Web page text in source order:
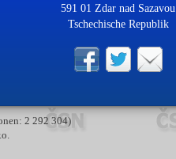
591 01 Zdar nad Sazavou
Tschechische Republik
2 292 304)